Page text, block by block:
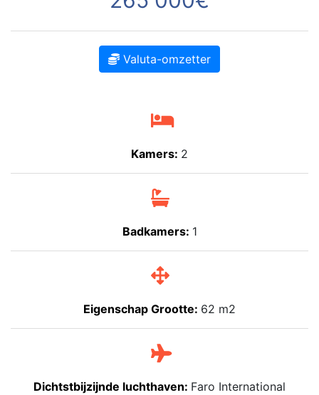
Valuta-omzetter
Kamers: 2
Badkamers: 1
Eigenschap Grootte: 62 m2
Dichtstbijzijnde luchthaven: Faro International